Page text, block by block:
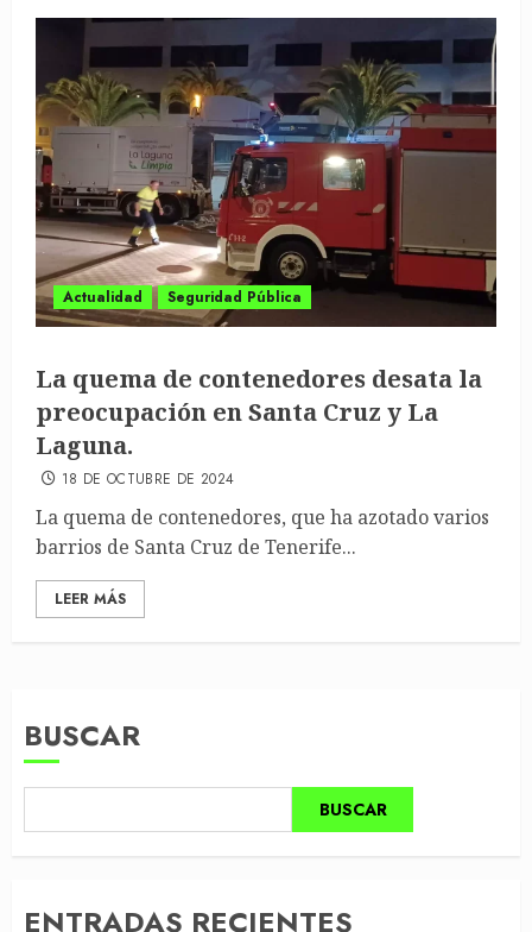
Actualidad Seguridad Pública
La quema de contenedores desata la
preocupación en Santa Cruz y La
Laguna.
18 DE OCTUBRE DE 2024
La quema de contenedores, que ha azotado varios
barrios de Santa Cruz de Tenerife...
LEER MÁS
BUSCAR
BUSCAR
ENTRADAS RECIENTES